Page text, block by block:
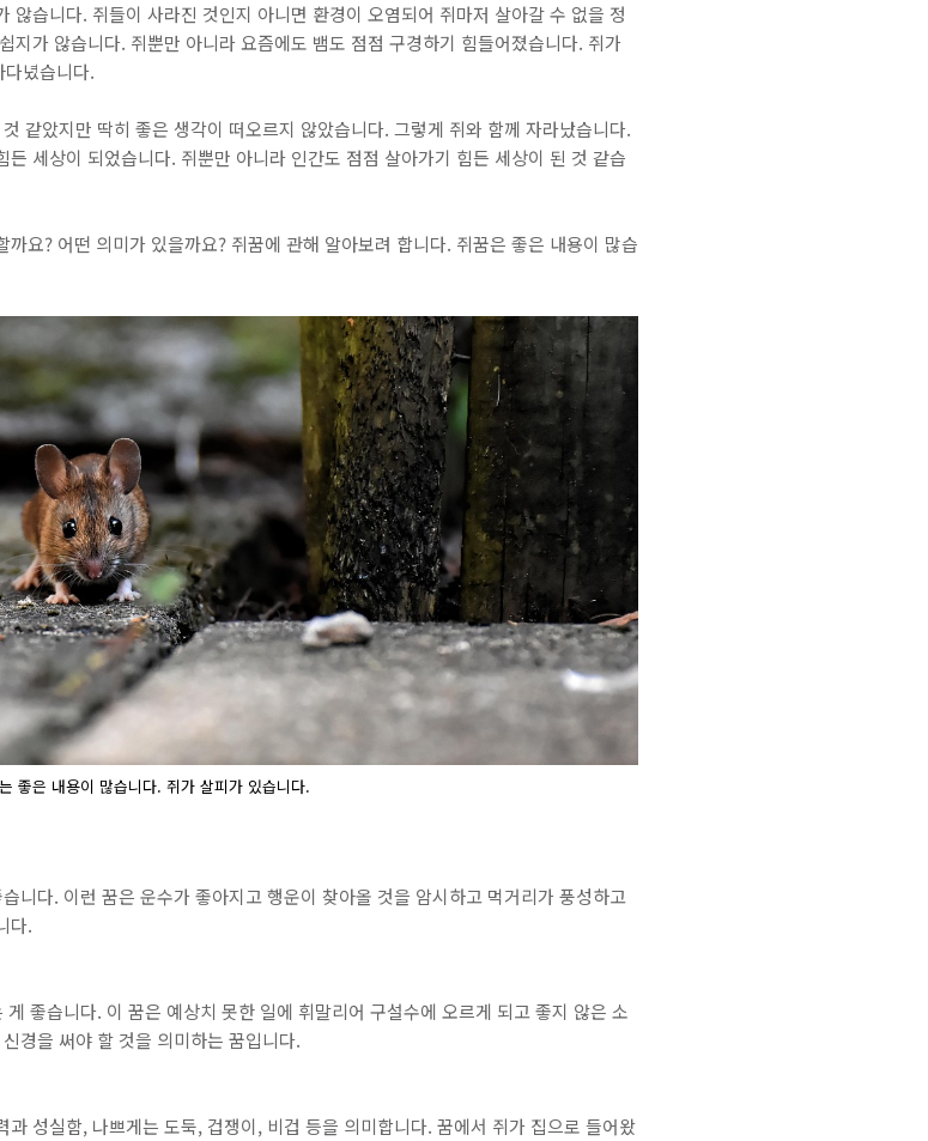
않습니다. 쥐들이 사라진 것인지 아니면 환경이 오염되어 쥐마저 살아갈 수 없을 정
가 않습니다. 쥐뿐만 아니라 요즘에도 뱀도 점점 구경하기 힘들어졌습니다. 쥐가
녔습니다.
같았지만 딱히 좋은 생각이 떠오르지 않았습니다. 그렇게 쥐와 함께 자라났습니다.
세상이 되었습니다. 쥐뿐만 아니라 인간도 점점 살아가기 힘든 세상이 된 것 같습
요? 어떤 의미가 있을까요? 쥐꿈에 관해 알아보려 합니다. 쥐꿈은 좋은 내용이 많습
좋은 내용이 많습니다. 쥐가 살피가 있습니다.
니다. 이런 꿈은 운수가 좋아지고 행운이 찾아올 것을 암시하고 먹거리가 풍성하고
다.
좋습니다. 이 꿈은 예상치 못한 일에 휘말리어 구설수에 오르게 되고 좋지 않은 소
경을 써야 할 것을 의미하는 꿈입니다.
성실함, 나쁘게는 도둑, 겁쟁이, 비겁 등을 의미합니다. 꿈에서 쥐가 집으로 들어왔